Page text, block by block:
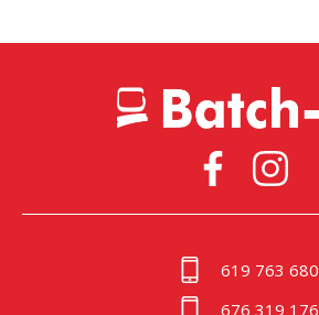
619 763 680
676 319 176